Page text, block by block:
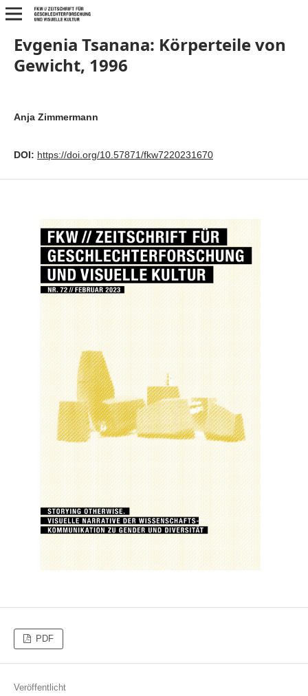
Evgenia Tsanana: Körperteile von
Gewicht, 1996
Anja Zimmermann
DOI: https://doi.org/10.57871/fkw7220231670
PDF
Veröffentlicht